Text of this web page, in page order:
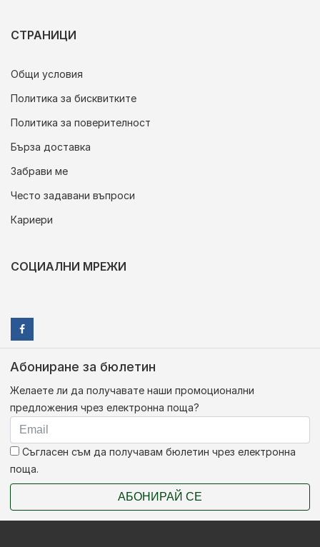
СТРАНИЦИ
Общи условия
Политика за бисквитките
Политика за поверителност
Бърза доставка
Забрави ме
Често задавани въпроси
Кариери
СОЦИАЛНИ МРЕЖИ
Абониране за бюлетин
Желаете ли да получавате наши промоционални
предложения чрез електронна поща?
Съгласен съм да получавам бюлетин чрез електронна
поща.
АБОНИРАЙ СЕ